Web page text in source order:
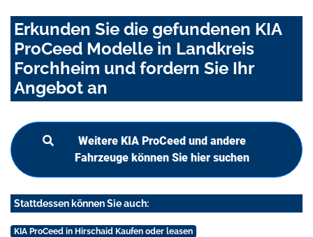
Erkunden Sie die gefundenen KIA
ProCeed Modelle in Landkreis
Forchheim und fordern Sie Ihr
Angebot an
Weitere KIA ProCeed und andere
Fahrzeuge können Sie hier suchen
Stattdessen können Sie auch:
KIA ProCeed in Hirschaid Kaufen oder leasen